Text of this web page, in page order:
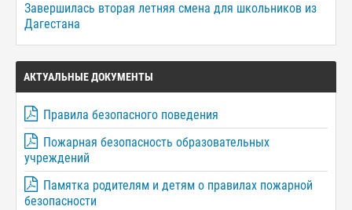
Завершилась вторая летняя смена для школьников из
Дагестана
АКТУАЛЬНЫЕ ДОКУМЕНТЫ
Правила безопасного поведения
Пожарная безопасность образовательных
учреждений
Памятка родителям и детям о правилах пожарной
безопасности